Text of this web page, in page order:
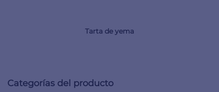
Tarta de yema
Categorías del producto